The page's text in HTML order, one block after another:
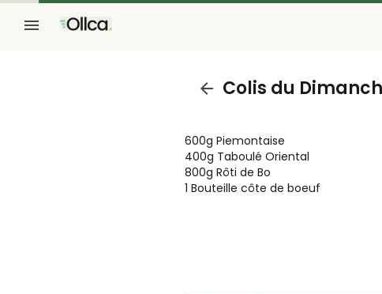
Colis du
600g Piemontaise
400g Taboulé Oriental
800g Rôti de Bo
1 Bouteille côte de boeuf